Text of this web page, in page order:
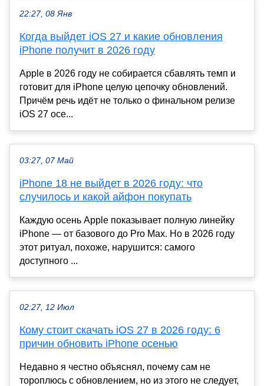
22:27, 08 Янв
Когда выйдет iOS 27 и какие обновления
iPhone получит в 2026 году
Apple в 2026 году не собирается сбавлять темп и
готовит для iPhone целую цепочку обновлений.
Причём речь идёт не только о финальном релизе
iOS 27 осе...
03:27, 07 Май
iPhone 18 не выйдет в 2026 году: что
случилось и какой айфон покупать
Каждую осень Apple показывает полную линейку
iPhone — от базового до Pro Max. Но в 2026 году
этот ритуал, похоже, нарушится: самого
доступного ...
02:27, 12 Июл
Кому стоит скачать iOS 27 в 2026 году: 6
причин обновить iPhone осенью
Недавно я честно объяснял, почему сам не
тороплюсь с обновлением, но из этого не следует,